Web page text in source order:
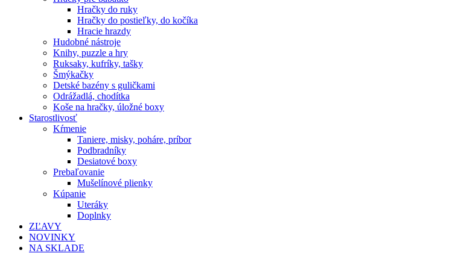
Hračky do ruky
Hračky do postieľky, do kočíka
Hracie hrazdy
Hudobné nástroje
Knihy, puzzle a hry
Ruksaky, kufríky, tašky
Šmýkačky
Detské bazény s guličkami
Odrážadlá, chodítka
Koše na hračky, úložné boxy
Starostlivosť
Kŕmenie
Taniere, misky, poháre, príbor
Podbradníky
Desiatové boxy
Prebaľovanie
Mušelínové plienky
Kúpanie
Uteráky
Doplnky
ZĽAVY
NOVINKY
NA SKLADE